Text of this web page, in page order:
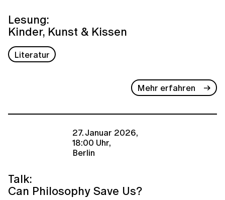
Lesung:
Kinder, Kunst & Kissen
Literatur
Mehr erfahren
27. Januar 2026,
18:00 Uhr,
Berlin
Talk:
Can Philosophy Save Us?